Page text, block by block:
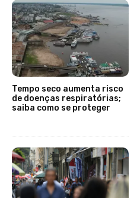
Tempo seco aumenta risco
de doenças respiratórias;
saiba como se proteger